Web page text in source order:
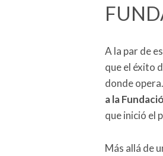
A la par de
que el éxito
donde
a la
que inició el
Más allá de